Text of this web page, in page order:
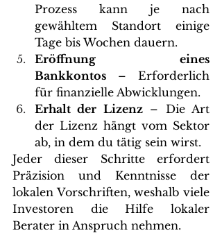
Prozess kann je nach
gewähltem Standort einige
Tage bis Wochen dauern.
Eröffnung eines
Bankkontos – Erforderlich
für finanzielle Abwicklungen.
Erhalt der Lizenz – Die Art
der Lizenz hängt vom Sektor
ab, in dem du tätig sein wirst.
Jeder dieser Schritte erfordert
Präzision und Kenntnisse der
lokalen Vorschriften, weshalb viele
Investoren die Hilfe lokaler
Berater in Anspruch nehmen.